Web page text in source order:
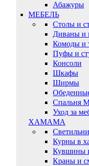
Абажуры
МЕБЕЛЬ
Столы и
Диваны и
Комоды и
Пуфы и
Консоли
Шкафы
Ширмы
Спальня
Уход за
ХАМАМА
Курны в
Кувшины
Краны и